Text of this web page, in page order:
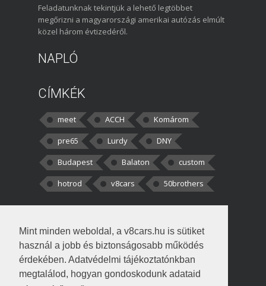
Mint minden weboldal, a v8cars.hu is sütiket
használ a jobb és biztonságosabb működés
érdekében. Adatvédelmi tájékoztatónkban
megtalálod, hogyan gondoskodunk adataid
Feladatunknak tekintjük a lehető legtöbbet
megőrizni a magyarországi amerikai autózás elmúlt
közel három évtizedéről.
NAPLÓ
CÍMKÉK
meet ACCH
Komárom
pre65
Lurdy
DNY
Budapest
Balaton
custom
hotrod
v8cars 50brothers
kortisz:Elszúrtam! Én csak két
darabbaal számoltam. Nem tudtam, hogy fél autót,